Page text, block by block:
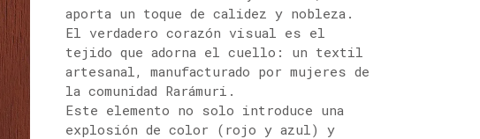
aporta un toque de calidez y nobleza.
El verdadero corazón visual es el
tejido que adorna el cuello: un textil
artesanal, manufacturado por mujeres de
la comunidad Rarámuri.
Este elemento no solo introduce una
explosión de color (rojo y azul) y